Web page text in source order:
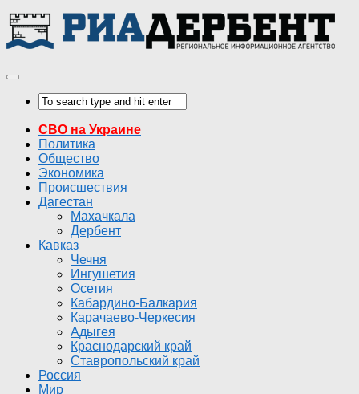
СВО на Украине
Политика
Общество
Экономика
Происшествия
Дагестан
Махачкала
Дербент
Кавказ
Чечня
Ингушетия
Осетия
Кабардино-Балкария
Карачаево-Черкесия
Адыгея
Краснодарский край
Ставропольский край
Россия
Мир